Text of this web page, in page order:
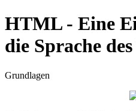
HTML - Eine
die Sprache
Grundlagen